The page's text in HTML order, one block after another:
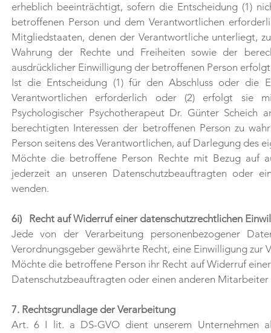
erheblich beeinträchtigt, sofern die Entscheidung (1)
betroffenen Person und dem Verantwortlichen
Mitgliedstaaten, denen der Verantwortliche unterliegt,
Wahrung der Rechte und Freiheiten sowie der
ausdrücklicher Einwilligung der betroffenen Person
Ist die Entscheidung (1) für den Abschluss oder die
Verantwortlichen erforderlich oder (2) erfolgt sie
Psychologischer Psychotherapeut Dr. Günter
berechtigten Interessen der betroffenen Person zu
Person seitens des Verantwortlichen, auf Darlegung des
Möchte die betroffene Person Rechte mit Bezug auf
jederzeit an unseren Datenschutzbeauftragten oder
wenden.
6i) Recht auf Widerruf einer datenschutzrechtlichen
Jede von der Verarbeitung personenbezogener
Verordnungsgeber gewährte Recht, eine Einwilligung
Möchte die betroffene Person ihr Recht auf Widerruf
Datenschutzbeauftragten oder einen anderen
7. Rechtsgrundlage der Verarbeitung
Art. 6 I lit. a DS-GVO dient unserem Unternehmen